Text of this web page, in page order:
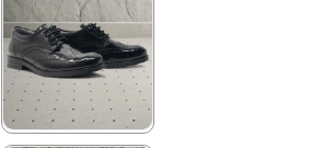
%34İndirim
Fırsat
Ürünü
Son 1
Ürün
%25 İndirim | Sepette
₺719,92